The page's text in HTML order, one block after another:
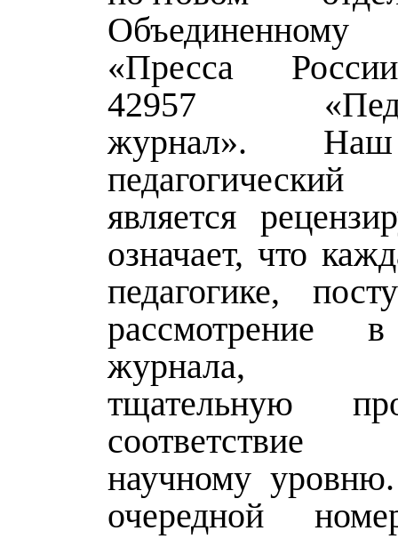
«Пресса
42957
журнал».
является
означает, что
педагогике,
рассмотрение
журнала,
тщательную
научному
очередной